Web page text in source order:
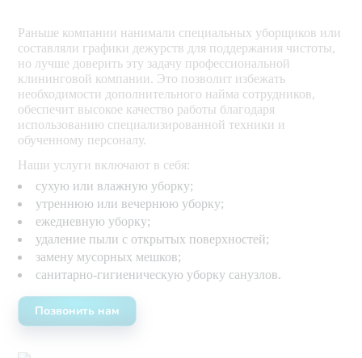
Раньше компании нанимали специальных уборщиков или
составляли графики дежурств для поддержания чистоты,
но лучше доверить эту задачу профессиональной
клининговой компании. Это позволит избежать
необходимости дополнительного найма сотрудников,
обеспечит высокое качество работы благодаря
использованию специализированной техники и
обученному персоналу.
Наши услуги включают в себя:
сухую или влажную уборку;
утреннюю или вечернюю уборку;
ежедневную уборку;
удаление пыли с открытых поверхностей;
замену мусорных мешков;
санитарно-гигиеническую уборку санузлов.
Позвонить нам